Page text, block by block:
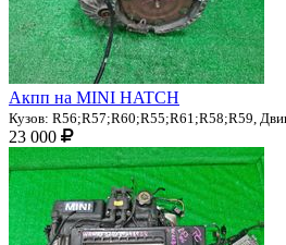
Акпп на MINI HATCH
Кузов: R56;R57;R60;R55;R61;R58;R59,
23 000